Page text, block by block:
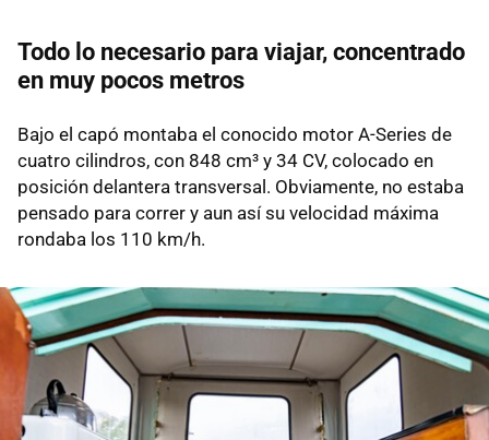
Todo lo necesario para viajar, concentrado
en muy pocos metros
Bajo el capó montaba el conocido motor A-Series de
cuatro cilindros, con 848 cm³ y 34 CV, colocado en
posición delantera transversal. Obviamente, no estaba
pensado para correr y aun así su velocidad máxima
rondaba los 110 km/h.